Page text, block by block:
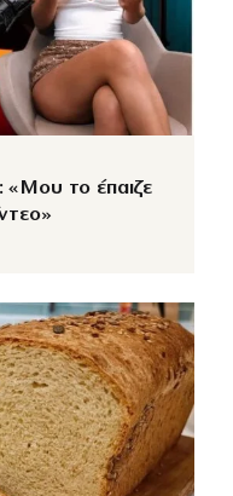
«Μου το έπαιζε